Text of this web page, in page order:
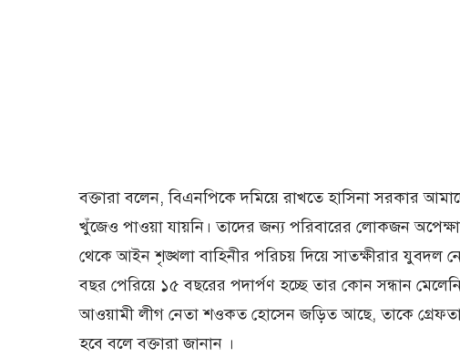
বক্তারা বলেন, বিএনপিকে দমিয়ে রাখতে হাসিনা সরকার
খুঁজেও পাওয়া যায়নি। তাদের জন্য পরিবারের লোকজন
থেকে আইন শৃঙ্খলা বাহিনীর পরিচয় দিয়ে সাতক্ষীরার
বছর পেরিয়ে ১৫ বছরের পদার্পণ হচ্ছে তার কোন সন্ধান
আওয়ামী লীগ নেতা শওকত হোসেন জড়িত আছে, তাকে
হবে বলে বক্তারা জানান ।